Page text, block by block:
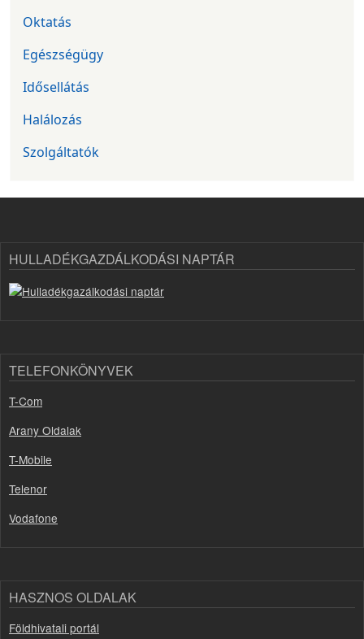
Oktatás
Egészségügy
Idősellátás
Halálozás
Szolgáltatók
HULLADÉKGAZDÁLKODÁSI NAPTÁR
TELEFONKÖNYVEK
T-Com
Arany Oldalak
T-Mobile
Telenor
Vodafone
HASZNOS OLDALAK
Földhivatali portál